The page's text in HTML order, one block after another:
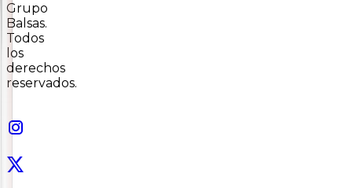
Grupo
Balsas.
Todos
los
derechos
reservados.